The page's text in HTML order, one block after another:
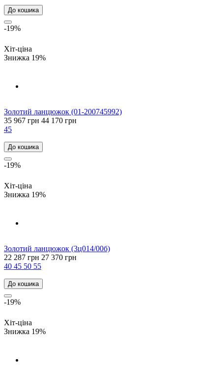
До кошика
-19%
Хіт-ціна
Знижка 19%
Золотий ланцюжок (01-200745992)
35 967 грн 44 170 грн
45
До кошика
-19%
Хіт-ціна
Знижка 19%
Золотий ланцюжок (3ц014/00б)
22 287 грн 27 370 грн
40 45 50 55
До кошика
-19%
Хіт-ціна
Знижка 19%